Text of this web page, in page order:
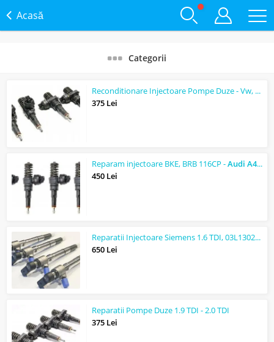
Acasă
Categorii
Reconditionare Injectoare Pompe Duze - Vw,
Audi
375 Lei
Reparam injectoare BKE, BRB 116CP -Audi A41.9
450 Lei
Reparatii Injectoare Siemens 1.6 TDI, 03L130277B, CAYA, CAYB, CAYC
650 Lei
Reparatii Pompe Duze 1.9 TDI - 2.0 TDI
375 Lei